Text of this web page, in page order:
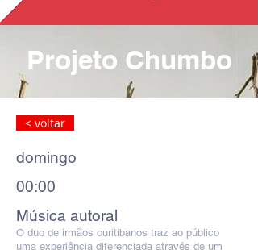
Projeto Chumbo
< voltar
domingo
00:00
Música autoral
O duo de irmãos curitibanos traz ao público
uma experiência diferenciada através de um